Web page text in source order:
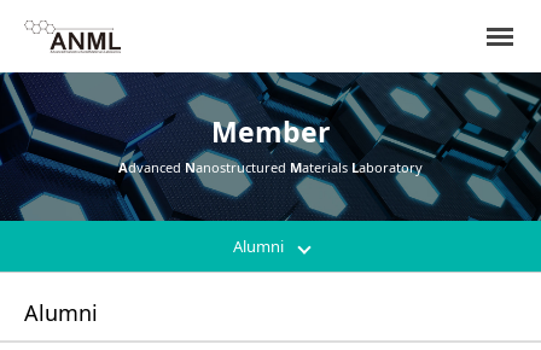
AdvancedNanostructured Materials Laboratory
Member
Alumni
Alumni